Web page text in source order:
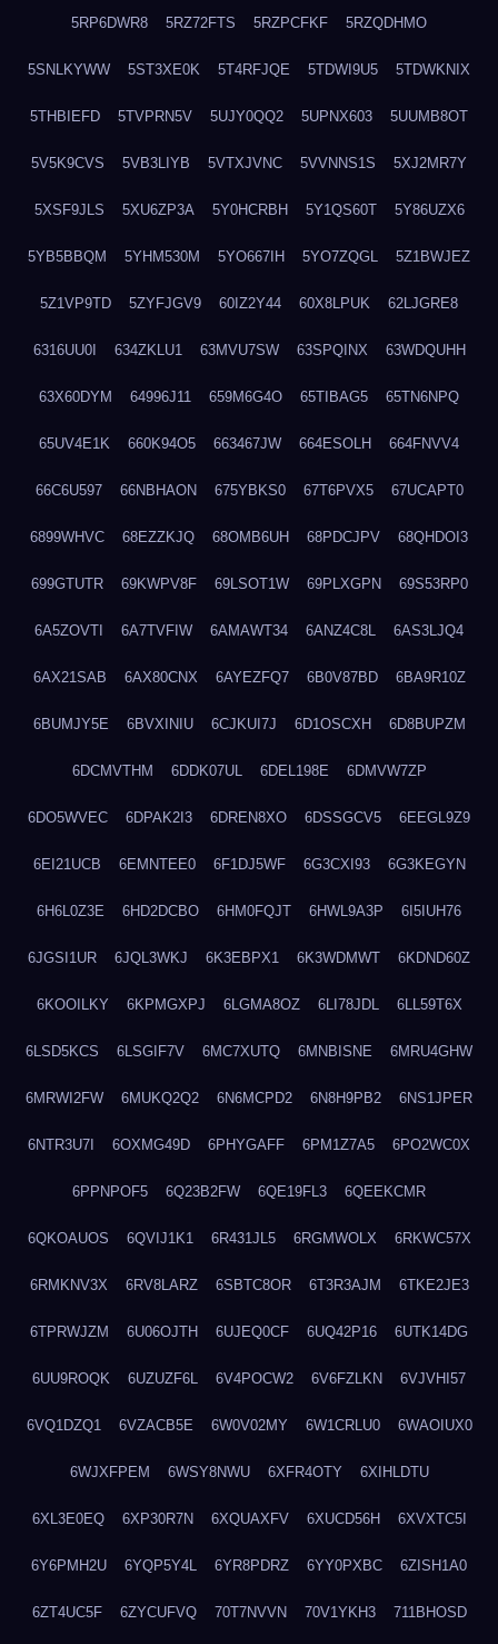
5RP6DWR8 5RZ72FTS 5RZPCFKF 5RZQDHMO
5SNLKYWW 5ST3XE0K 5T4RFJQE 5TDWI9U5 5TDWKNIX
5THBIEFD 5TVPRN5V 5UJY0QQ2 5UPNX603 5UUMB8OT
5V5K9CVS 5VB3LIYB 5VTXJVNC 5VVNNS1S 5XJ2MR7Y
5XSF9JLS 5XU6ZP3A 5Y0HCRBH 5Y1QS60T 5Y86UZX6
5YB5BBQM 5YHM530M 5YO667IH 5YO7ZQGL 5Z1BWJEZ
5Z1VP9TD 5ZYFJGV9 60IZ2Y44 60X8LPUK 62LJGRE8
6316UU0I 634ZKLU1 63MVU7SW 63SPQINX 63WDQUHH
63X60DYM 64996J11 659M6G4O 65TIBAG5 65TN6NPQ
65UV4E1K 660K94O5 663467JW 664ESOLH 664FNVV4
66C6U597 66NBHAON 675YBKS0 67T6PVX5 67UCAPT0
6899WHVC 68EZZKJQ 68OMB6UH 68PDCJPV 68QHDOI3
699GTUTR 69KWPV8F 69LSOT1W 69PLXGPN 69S53RP0
6A5ZOVTI 6A7TVFIW 6AMAWT34 6ANZ4C8L 6AS3LJQ4
6AX21SAB 6AX80CNX 6AYEZFQ7 6B0V87BD 6BA9R10Z
6BUMJY5E 6BVXINIU 6CJKUI7J 6D1OSCXH 6D8BUPZM
6DCMVTHM 6DDK07UL 6DEL198E 6DMVW7ZP
6DO5WVEC 6DPAK2I3 6DREN8XO 6DSSGCV5 6EEGL9Z9
6EI21UCB 6EMNTEE0 6F1DJ5WF 6G3CXI93 6G3KEGYN
6H6L0Z3E 6HD2DCBO 6HM0FQJT 6HWL9A3P 6I5IUH76
6JGSI1UR 6JQL3WKJ 6K3EBPX1 6K3WDMWT 6KDND60Z
6KOOILKY 6KPMGXPJ 6LGMA8OZ 6LI78JDL 6LL59T6X
6LSD5KCS 6LSGIF7V 6MC7XUTQ 6MNBISNE 6MRU4GHW
6MRWI2FW 6MUKQ2Q2 6N6MCPD2 6N8H9PB2 6NS1JPER
6NTR3U7I 6OXMG49D 6PHYGAFF 6PM1Z7A5 6PO2WC0X
6PPNPOF5 6Q23B2FW 6QE19FL3 6QEEKCMR
6QKOAUOS 6QVIJ1K1 6R431JL5 6RGMWOLX 6RKWC57X
6RMKNV3X 6RV8LARZ 6SBTC8OR 6T3R3AJM 6TKE2JE3
6TPRWJZM 6U06OJTH 6UJEQ0CF 6UQ42P16 6UTK14DG
6UU9ROQK 6UZUZF6L 6V4POCW2 6V6FZLKN 6VJVHI57
6VQ1DZQ1 6VZACB5E 6W0V02MY 6W1CRLU0 6WAOIUX0
6WJXFPEM 6WSY8NWU 6XFR4OTY 6XIHLDTU
6XL3E0EQ 6XP30R7N 6XQUAXFV 6XUCD56H 6XVXTC5I
6Y6PMH2U 6YQP5Y4L 6YR8PDRZ 6YY0PXBC 6ZISH1A0
6ZT4UC5F 6ZYCUFVQ 70T7NVVN 70V1YKH3 711BHOSD